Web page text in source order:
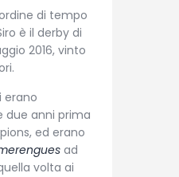
di tempo
è il derby di
2016, vinto
erano
anni prima
ed erano
ad
volta ai